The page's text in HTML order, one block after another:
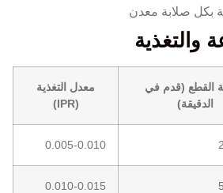
بكل صلابة معدن
والتغذية
القطع (قدم في
الدقيقة)
معدل التغذية
(IPR)
0.005-0.010
0.010-0.015